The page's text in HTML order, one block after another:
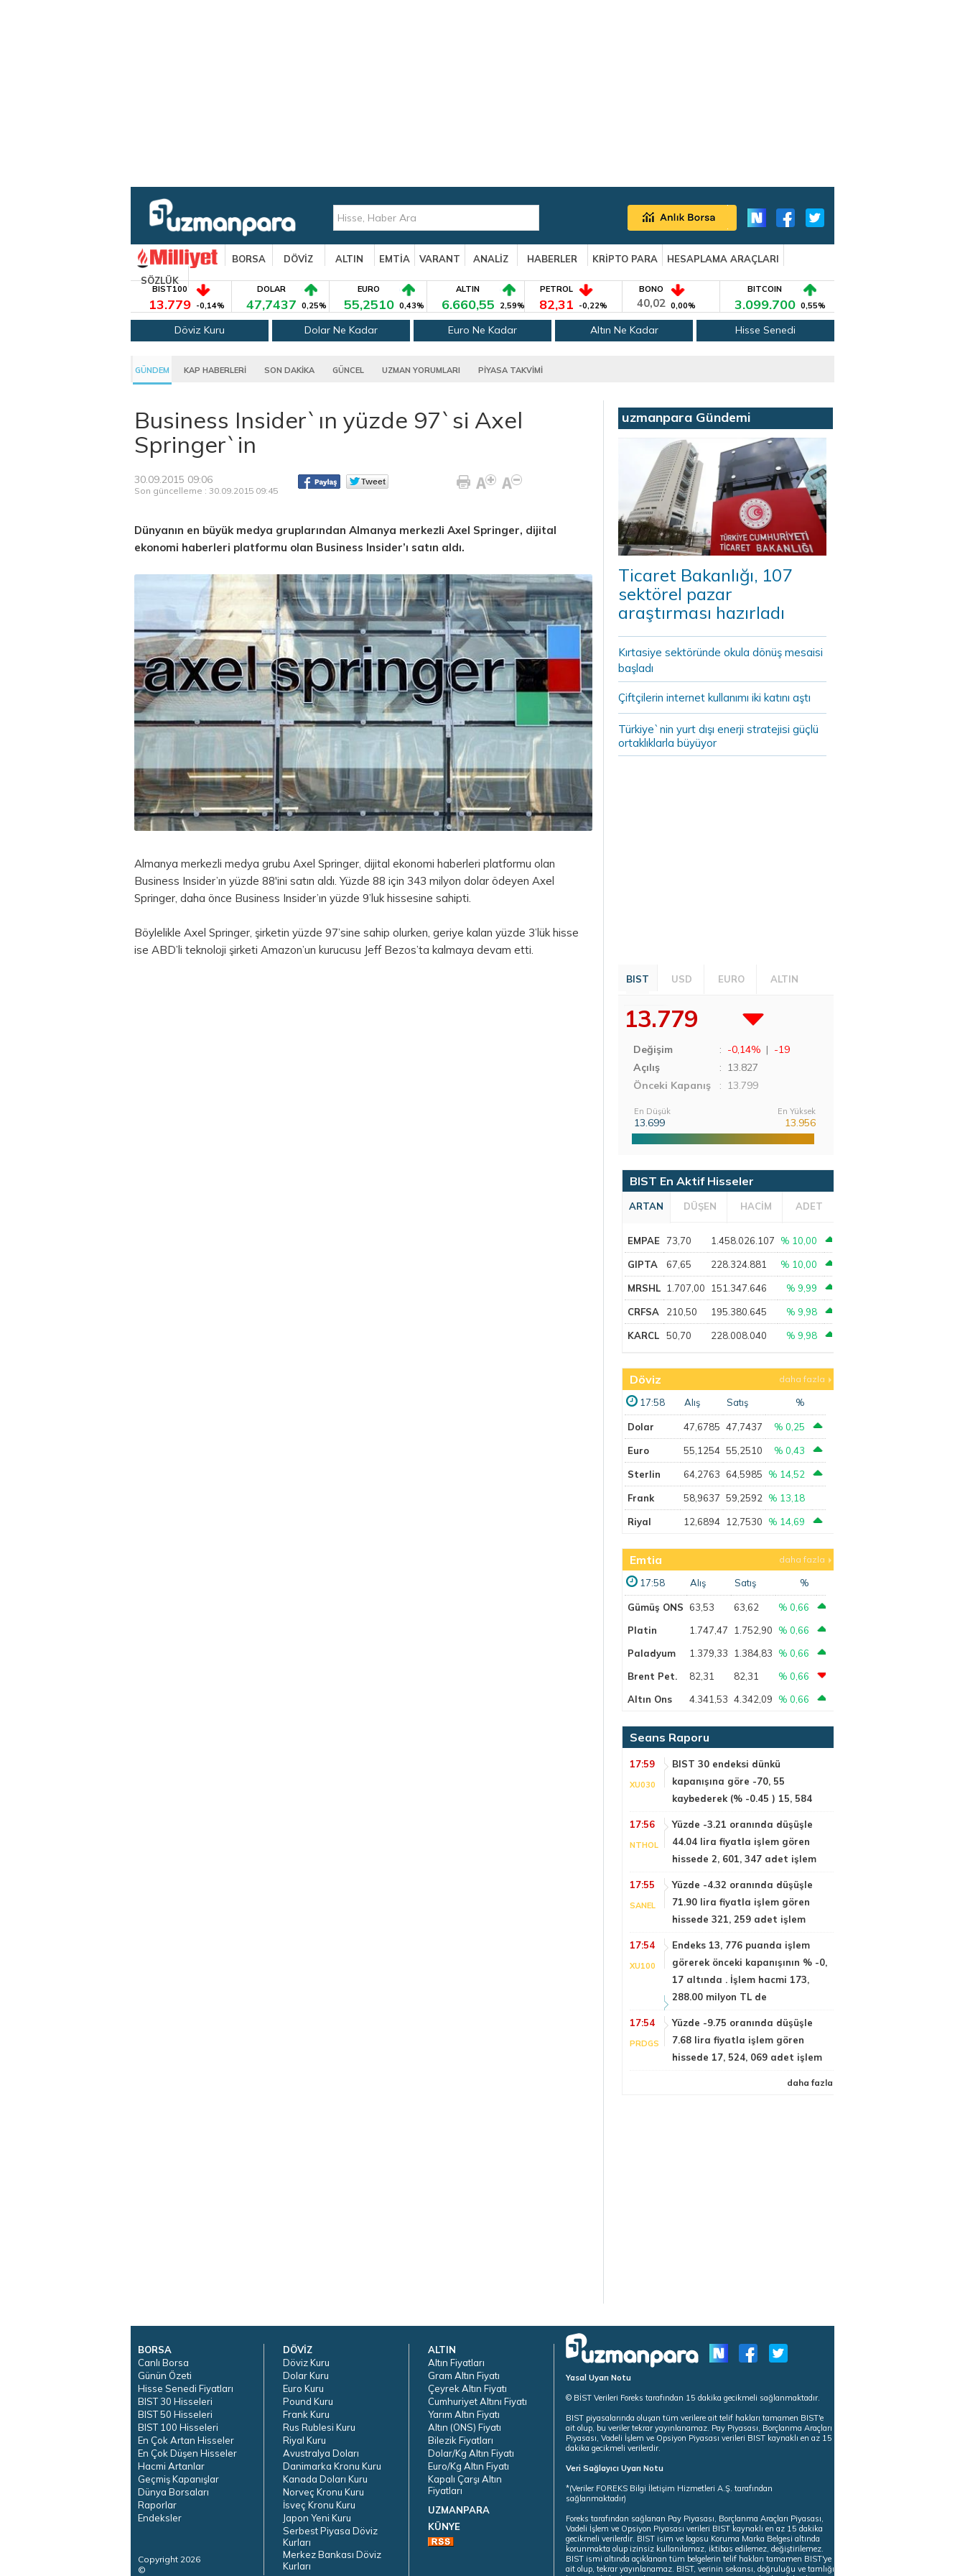
BORSA DÖVİZ ALTIN EMTİA VARANT ANALİZ HABERLER KRİPTO PARA
HESAPLAMA ARAÇLARI
SÖZLÜK
BIST100
13.779 -0,14%
DOLAR
47,7437 0,25%
EURO
55,2510 0,43%
ALTIN
6.660,55 2,59%
PETROL
82,31 -0,22%
BONO
40,02 0,00%
BITCOIN
3.099.700 0,55%
Döviz Kuru Dolar Ne Kadar Euro Ne Kadar Altın Ne Kadar Hisse Senedi
GÜNDEM KAP HABERLERİ SON DAKİKA GÜNCEL UZMAN YORUMLARI PİYASA TAKVİMİ
Business Insider`ın yüzde 97`si Axel
Springer`in
30.09.2015 09:06
Son güncelleme : 30.09.2015 09:45
Dünyanın en büyük medya gruplarından Almanya merkezli Axel Springer, dijital
ekonomi haberleri platformu olan Business Insider’ı satın aldı.
Almanya merkezli medya grubu Axel Springer, dijital ekonomi haberleri platformu olan
Business Insider’ın yüzde 88'ini satın aldı. Yüzde 88 için 343 milyon dolar ödeyen Axel
Springer, daha önce Business Insider’ın yüzde 9’luk hissesine sahipti.
Böylelikle Axel Springer, şirketin yüzde 97’sine sahip olurken, geriye kalan yüzde 3’lük hisse
ise ABD’li teknoloji şirketi Amazon’un kurucusu Jeff Bezos’ta kalmaya devam etti.
uzmanpara Gündemi
Ticaret Bakanlığı, 107
sektörel pazar
araştırması hazırladı
Kırtasiye sektöründe okula dönüş mesaisi
başladı
Çiftçilerin internet kullanımı iki katını aştı
Türkiye`nin yurt dışı enerji stratejisi güçlü
ortaklıklarla büyüyor
BIST USD EURO ALTIN
13.779
Değişim : -0,14% | -19
Açılış
: 13.827
Önceki Kapanış
: 13.799
En Düşük
13.699
En Yüksek
13.956
BIST En Aktif Hisseler
ARTAN DÜŞEN HACİM ADET
EMPAE 73,70 1.458.026.107 % 10,00
GIPTA 67,65 228.324.881 % 10,00
MRSHL 1.707,00 151.347.646 % 9,99
CRFSA 210,50 195.380.645 % 9,98
KARCL 50,70 228.008.040 % 9,98
Döviz daha fazla
17:58 Alış Satış %
Dolar 47,6785 47,7437 % 0,25
Euro 55,1254 55,2510 % 0,43
Sterlin 64,2763 64,5985 % 14,52
Frank 58,9637 59,2592 % 13,18
Riyal 12,6894 12,7530 % 14,69
Emtia daha fazla
17:58 Alış Satış %
Gümüş ONS 63,53 63,62
% 0,66
Platin
1.747,47 1.752,90
% 0,66
Paladyum
1.379,33 1.384,83
% 0,66
Brent Pet.
82,31 82,31
% 0,66
Altın Ons
4.341,53 4.342,09 % 0,66
Seans Raporu
17:59
XU030
BIST 30 endeksi dünkü
kapanışına göre -70, 55
kaybederek (% -0.45 ) 15, 584
17:56
NTHOL
Yüzde -3.21 oranında düşüşle
44.04 lira fiyatla işlem gören
hissede 2, 601, 347 adet işlem
17:55
SANEL
Yüzde -4.32 oranında düşüşle
71.90 lira fiyatla işlem gören
hissede 321, 259 adet işlem
17:54
XU100
Endeks 13, 776 puanda işlem
görerek önceki kapanışının % -0,
17 altında . İşlem hacmi 173,
288.00 milyon TL de
17:54
PRDGS
Yüzde -9.75 oranında düşüşle
7.68 lira fiyatla işlem gören
hissede 17, 524, 069 adet işlem
daha fazla
BORSA
Canlı Borsa
Günün Özeti
Hisse Senedi Fiyatları
BIST 30 Hisseleri
BIST 50 Hisseleri
BIST 100 Hisseleri
En Çok Artan Hisseler
En Çok Düşen Hisseler
Hacmi Artanlar
Geçmiş Kapanışlar
Dünya Borsaları
Raporlar
Endeksler
Copyright 2026
©
DÖVİZ
Döviz Kuru
Dolar Kuru
Euro Kuru
Pound Kuru
Frank Kuru
Rus Rublesi Kuru
Riyal Kuru
Avustralya Doları
Danimarka Kronu Kuru
Kanada Doları Kuru
Norveç Kronu Kuru
İsveç Kronu Kuru
Japon Yeni Kuru
Serbest Piyasa Döviz
Kurları
Merkez Bankası Döviz
Kurları
ALTIN
Altın Fiyatları
Gram Altın Fiyatı
Çeyrek Altın Fiyatı
Cumhuriyet Altını Fiyatı
Yarım Altın Fiyatı
Altın (ONS) Fiyatı
Bilezik Fiyatları
Dolar/Kg Altın Fiyatı
Euro/Kg Altın Fiyatı
Kapalı Çarşı Altın
Fiyatları
UZMANPARA
KÜNYE
Yasal Uyarı Notu
© BİST Verileri Foreks tarafından 15 dakika gecikmeli sağlanmaktadır.
BIST piyasalarında oluşan tüm verilere ait telif hakları tamamen BIST'e
ait olup, bu veriler tekrar yayınlanamaz. Pay Piyasası, Borçlanma Araçları
Piyasası, Vadeli İşlem ve Opsiyon Piyasası verileri BIST kaynaklı en az 15
dakika gecikmeli verilerdir.
Veri Sağlayıcı Uyarı Notu
*(Veriler FOREKS Bilgi İletişim Hizmetleri A.Ş. tarafından
sağlanmaktadır)
Foreks tarafından sağlanan Pay Piyasası, Borçlanma Araçları Piyasası,
Vadeli İşlem ve Opsiyon Piyasası verileri BIST kaynaklı en az 15 dakika
gecikmeli verilerdir. BIST isim ve logosu Koruma Marka Belgesi altında
korunmakta olup izinsiz kullanılamaz, iktibas edilemez, değiştirilemez.
BIST ismi altında açıklanan tüm belgelerin telif hakları tamamen BIST'ye
ait olup, tekrar yayınlanamaz. BIST, verinin sekansı, doğruluğu ve tamlığı